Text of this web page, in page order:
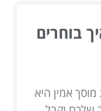
בוחרים
אמין היא